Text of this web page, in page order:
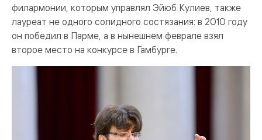
филармонии, которым управлял Эйюб Кулиев, также
лауреат не одного солидного состязания: в 2010 году
он победил в Парме, а в нынешнем феврале взял
второе место на конкурсе в Гамбурге.